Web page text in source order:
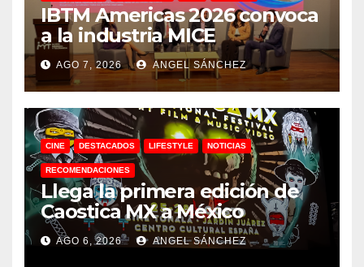
IBTM Americas 2026 convoca
a la industria MICE
AGO 7, 2026 ANGEL SÁNCHEZ
CINE DESTACADOS LIFESTYLE NOTICIAS
RECOMENDACIONES
Llega la primera edición de
Caostica MX a México
AGO 6, 2026 ANGEL SÁNCHEZ